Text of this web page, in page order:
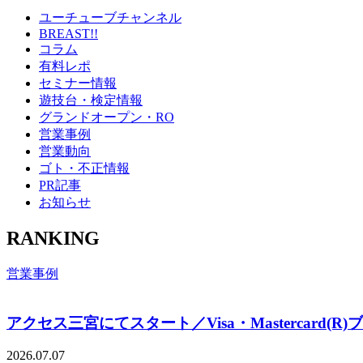
ユーチューブチャンネル
BREAST!!
コラム
有料レポ
セミナー情報
遊技台・検定情報
グランドオープン・RO
営業事例
営業動向
ゴト・不正情報
PR記事
お知らせ
RANKING
営業事例
アクセス三宮にてスタート／Visa・Mastercard(R)
2026.07.07